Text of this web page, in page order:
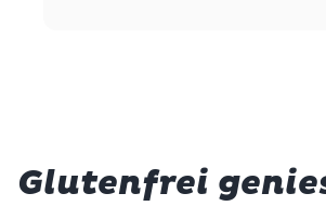
Glutenfrei